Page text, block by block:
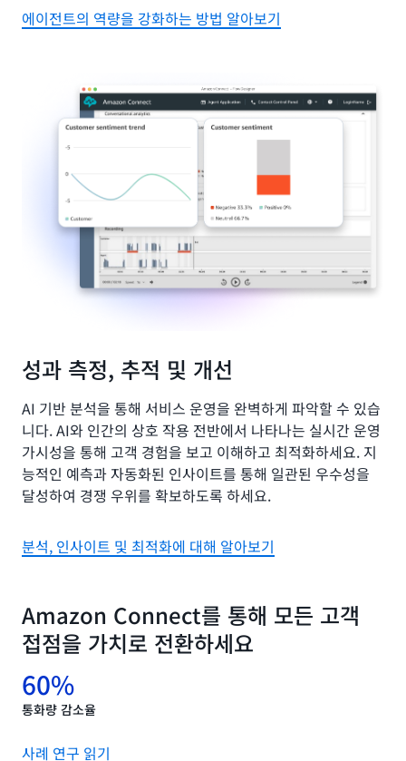
에이전트의 역량을 강화하는 방법 알아보기
성과 측정, 추적 및 개선
AI 기반 분석을 통해 서비스 운영을 완벽하게 파악할 수 있습
니다. AI와 인간의 상호 작용 전반에서 나타나는 실시간 운영
가시성을 통해 고객 경험을 보고 이해하고 최적화하세요. 지
능적인 예측과 자동화된 인사이트를 통해 일관된 우수성을
달성하여 경쟁 우위를 확보하도록 하세요.
분석, 인사이트 및 최적화에 대해 알아보기
Amazon Connect를 통해 모든 고객
접점을 가치로 전환하세요
60%
통화량 감소율
사례 연구 읽기